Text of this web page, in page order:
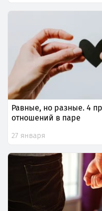
Равные, но разные. 4
отношений в паре
27 января